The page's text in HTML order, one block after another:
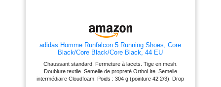
Les baskets et chaussures de
course, à la randonnée, au sport,
à la gym, au jogging, au
au basket-ball, au tennis, au
football, aux fêtes, aux voyages,
à la maison, aux cours
adidas Homme Runfalcon 5 Running Shoes, Core
Black/Core Black/Core Black, 44 EU
Chaussant standard. Fermeture à lacets. Tige en mesh.
Doublure textile. Semelle de propreté OrthoLite. Semelle
intermédiaire Cloudfoam. Poids : 304 g (pointure 42 2/3). Drop